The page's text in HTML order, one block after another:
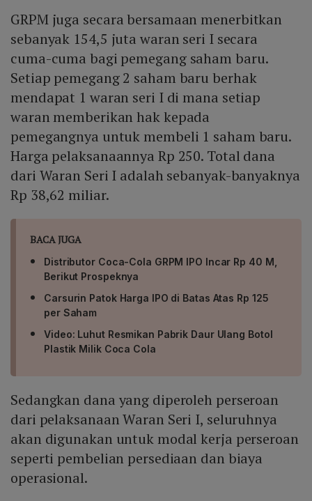
GRPM juga secara bersamaan menerbitkan
sebanyak 154,5 juta waran seri I secara
cuma-cuma bagi pemegang saham baru.
Setiap pemegang 2 saham baru berhak
mendapat 1 waran seri I di mana setiap
waran memberikan hak kepada
pemegangnya untuk membeli 1 saham baru.
Harga pelaksanaannya Rp 250. Total dana
dari Waran Seri I adalah sebanyak-banyaknya
Rp 38,62 miliar.
BACA JUGA
Distributor Coca-Cola GRPM IPO Incar Rp 40 M,
Berikut Prospeknya
Carsurin Patok Harga IPO di Batas Atas Rp 125
per Saham
Video: Luhut Resmikan Pabrik Daur Ulang Botol
Plastik Milik Coca Cola
Sedangkan dana yang diperoleh perseroan
dari pelaksanaan Waran Seri I, seluruhnya
akan digunakan untuk modal kerja perseroan
seperti pembelian persediaan dan biaya
operasional.